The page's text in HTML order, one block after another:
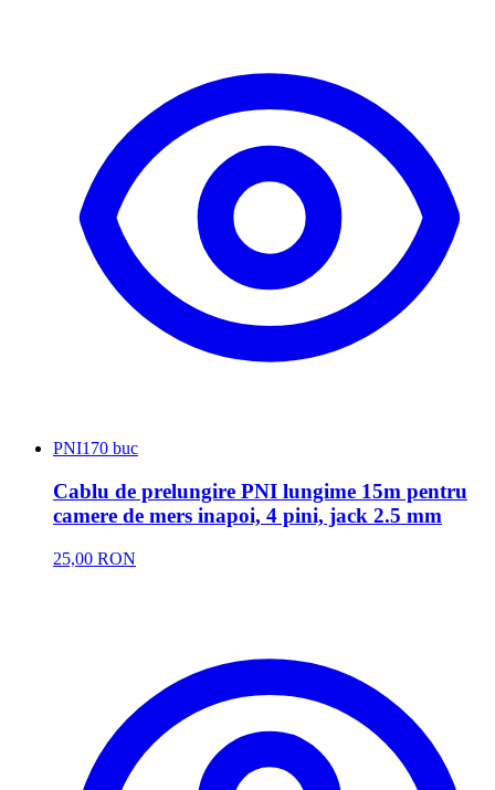
PNI170 buc
Cablu de prelungire PNI lungime 15m pentru
camere de mers inapoi, 4 pini, jack 2.5 mm
25,00 RON